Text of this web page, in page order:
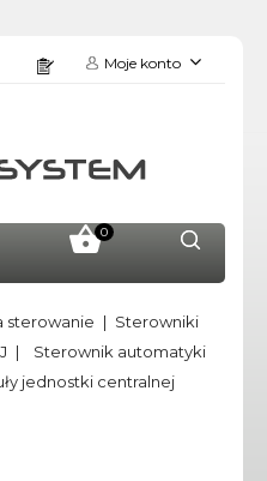
Moje konto
0
sterowanie
Sterowniki
Sterownik automatyki
jednostki centralnej